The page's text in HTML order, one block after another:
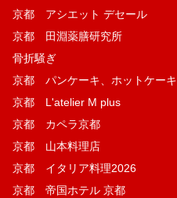
京都 アシエット デセール
京都 田淵薬膳研究所
骨折騒ぎ
京都 パンケーキ、ホットケーキ
京都 L'atelier M plus
京都 カペラ京都
京都 山本料理店
京都 イタリア料理2026
京都 帝国ホテル 京都